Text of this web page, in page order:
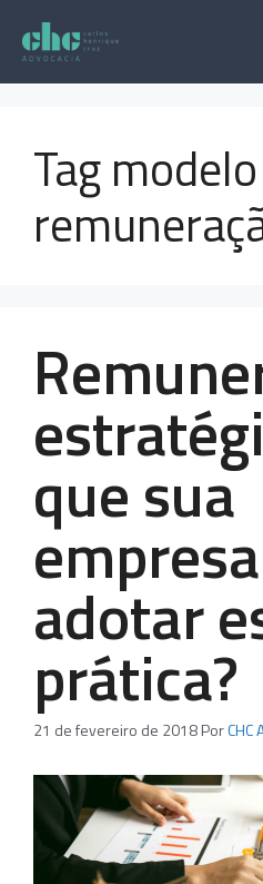
para
conteúdo
Tag
que sua
adotar
prática?
21 de fevereiro de 2018PorCHC